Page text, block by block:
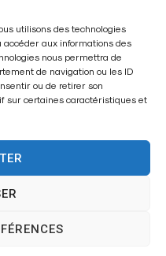
utilisons des technologies
accéder aux informations des
nous permettra de
de navigation ou les ID
ou de retirer son
sur certaines caractéristiques et
de Gaulle
Trésigny
90 67